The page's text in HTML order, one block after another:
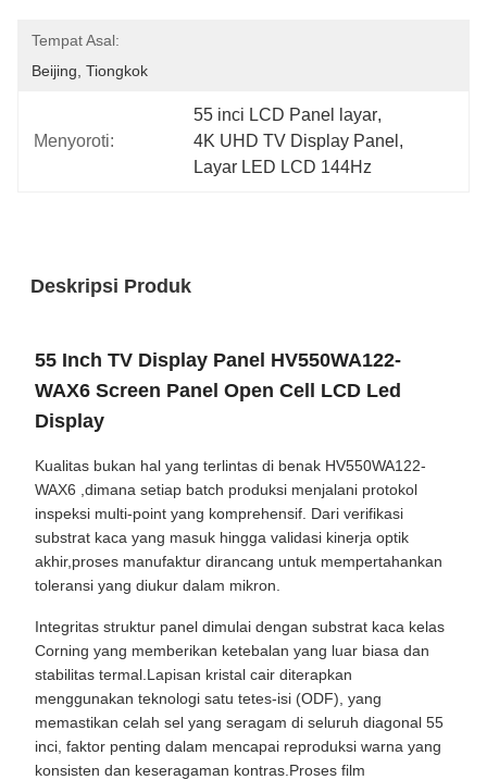
Tempat Asal:
Beijing, Tiongkok
Menyoroti:
55 inci LCD Panel layar,
4K UHD TV Display Panel ,
Layar LED LCD 144Hz
Deskripsi Produk
55 Inch TV Display Panel HV550WA122-
WAX6 Screen Panel Open Cell LCD Led
Display
Kualitas bukan hal yang terlintas di benak HV550WA122-
WAX6 ,dimana setiap batch produksi menjalani protokol
inspeksi multi-point yang komprehensif. Dari verifikasi
substrat kaca yang masuk hingga validasi kinerja optik
akhir,proses manufaktur dirancang untuk mempertahankan
toleransi yang diukur dalam mikron.
Integritas struktur panel dimulai dengan substrat kaca kelas
Corning yang memberikan ketebalan yang luar biasa dan
stabilitas termal.Lapisan kristal cair diterapkan
menggunakan teknologi satu tetes-isi (ODF), yang
memastikan celah sel yang seragam di seluruh diagonal 55
inci, faktor penting dalam mencapai reproduksi warna yang
konsisten dan keseragaman kontras.Proses film